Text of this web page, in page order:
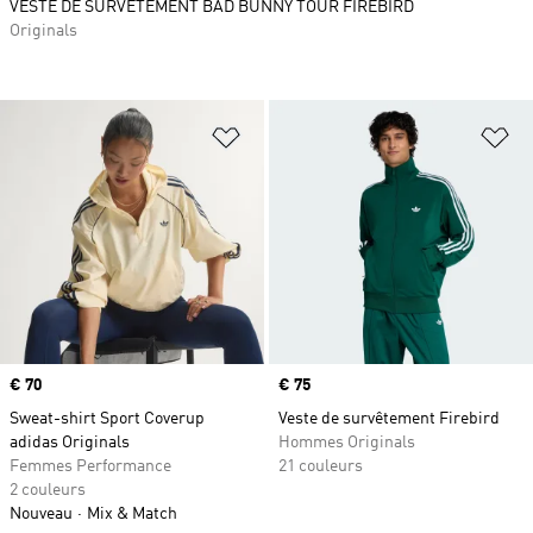
Ajouter à la Liste de produits
Prix
€ 70
Sweat-shirt Sport Coverup
adidas Originals
Femmes Performance
2 couleurs
Nouveau
Mix & Match
Prix
€ 75
Veste de survêtement Firebird
Hommes Originals
21 couleurs
VESTE DE SURVÊTEMENT BAD BUNNY TOUR FIREBIRD
Originals